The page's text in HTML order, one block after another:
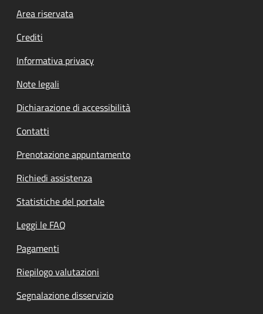
Footer menu
Area riservata
Crediti
Informativa privacy
Note legali
Dichiarazione di accessibilità
Contatti
Prenotazione appuntamento
Richiedi assistenza
Statistiche del portale
Leggi le FAQ
Pagamenti
Riepilogo valutazioni
Segnalazione disservizio